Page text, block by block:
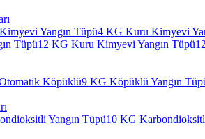
Yangın Tüpü4 KG Kuru Kimyevi
Tüpü12 KG Kuru Kimyevi Yangın Tüpü
Köpüklü9 KG Köpüklü Yangın
Yangın Tüpü10 KG